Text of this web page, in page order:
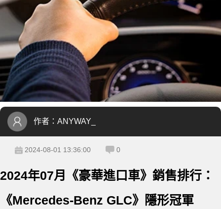
作者： ANYWAY_
2024-08-01 13:36:00 0
2024年07月《豪華進口車》銷售排行：
《Mercedes-Benz GLC》隱形冠軍